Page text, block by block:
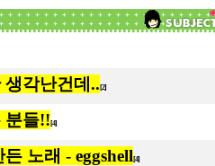
생각난건데.. [2]
분들!! [4]
노래 - eggshell[4]